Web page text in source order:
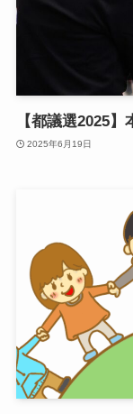
【都議選2025
2025年6月19日